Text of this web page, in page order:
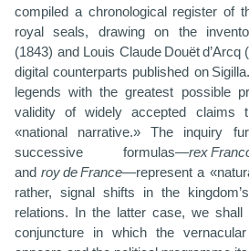
compiled a chronological register of
royal seals, drawing on the
(1843) and Louis Claude Douët
digital counterparts published on
legends with the greatest possible
validity of widely accepted claims
«national narrative.» The inquiry
successive formulas—rex
androy de France—represent a
rather, signal shifts in the
relations. In the latter case, we shall
conjuncture in which the